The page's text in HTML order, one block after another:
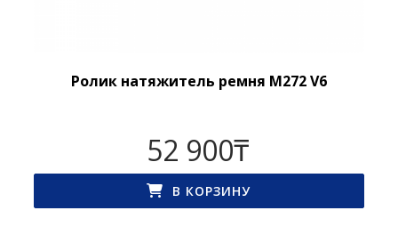
Ролик натяжитель ремня M272 V6
52 900₸
В КОРЗИНУ